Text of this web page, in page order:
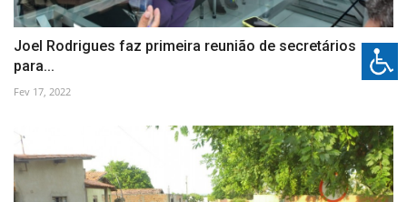
Joel Rodrigues faz primeira reunião de secretários
para...
Fev 17, 2022